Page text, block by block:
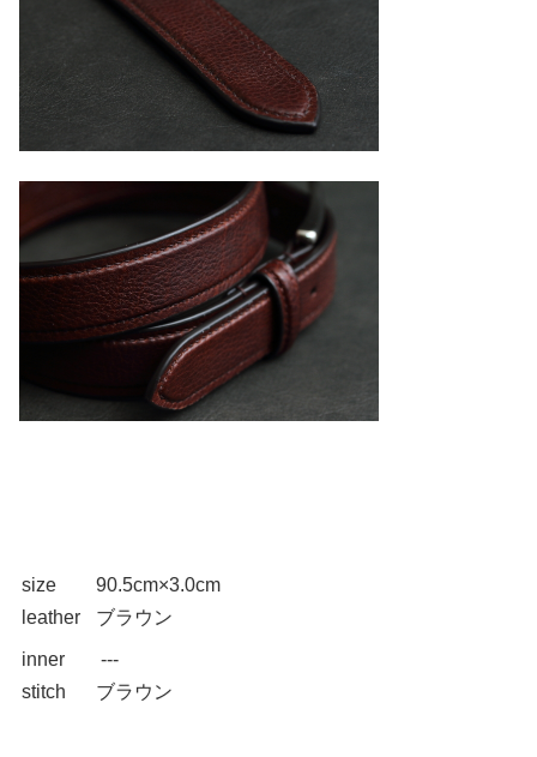
size
90.5cm×3.0cm
leather
ブラウン
inner
---
stitch
ブラウン